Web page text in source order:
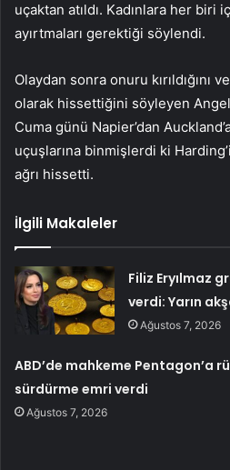
uçaktan atıldı. Kadınlara her biri
ayırtmaları gerektiği söylendi.
Olaydan sonra onuru kırıldığını
olarak hissettiğini söyleyen
Cuma günü Napier’dan
uçuşlarına binmişlerdi ki
ağrı hissetti.
İlgili Makaleler
Filiz Eryılmaz
verdi: Yarın
Ağustos 7, 2026
ABD’de mahkeme Pentagon’a
sürdürme emri verdi
Ağustos 7, 2026